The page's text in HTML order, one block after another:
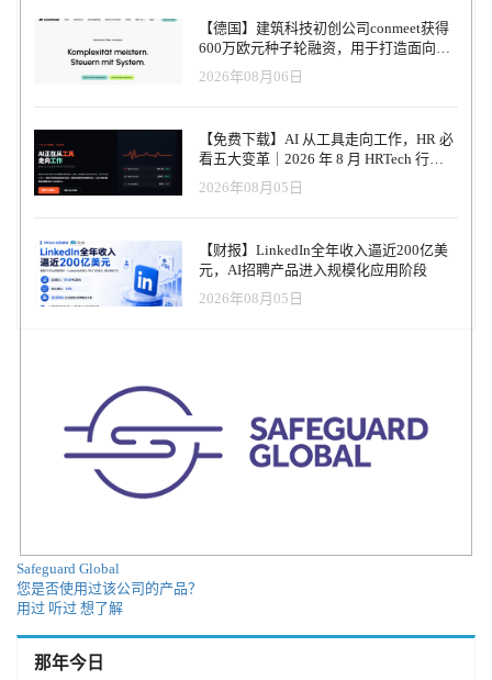
【德国】建筑科技初创公司conmeet获得
600万欧元种子轮融资，用于打造面向贸
易和建筑行业的AI操作系统
2026年08月06日
【免费下载】AI 从工具走向工作，HR 必
看五大变革｜2026 年 8 月 HRTech 行业
观察报告
2026年08月05日
【财报】LinkedIn全年收入逼近200亿美
元，AI招聘产品进入规模化应用阶段
2026年08月05日
Safeguard Global
您是否使用过该公司的产品？
用过 听过 想了解
那年今日